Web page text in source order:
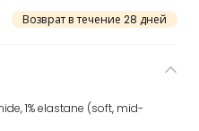
Возврат в течение 28 дней
1% elastane (soft, mid-